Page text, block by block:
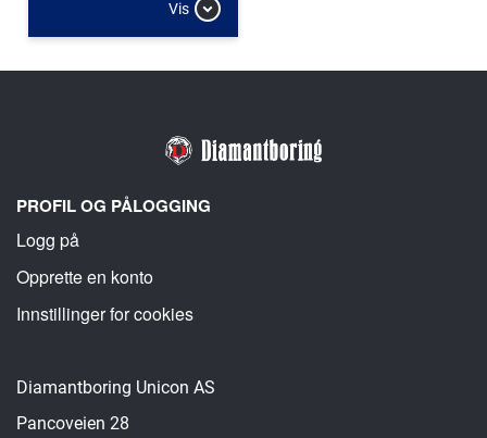
Vis
PROFIL OG PÅLOGGING
Logg på
Opprette en konto
Innstillinger for cookies
Diamantboring Unicon AS
Pancoveien 28